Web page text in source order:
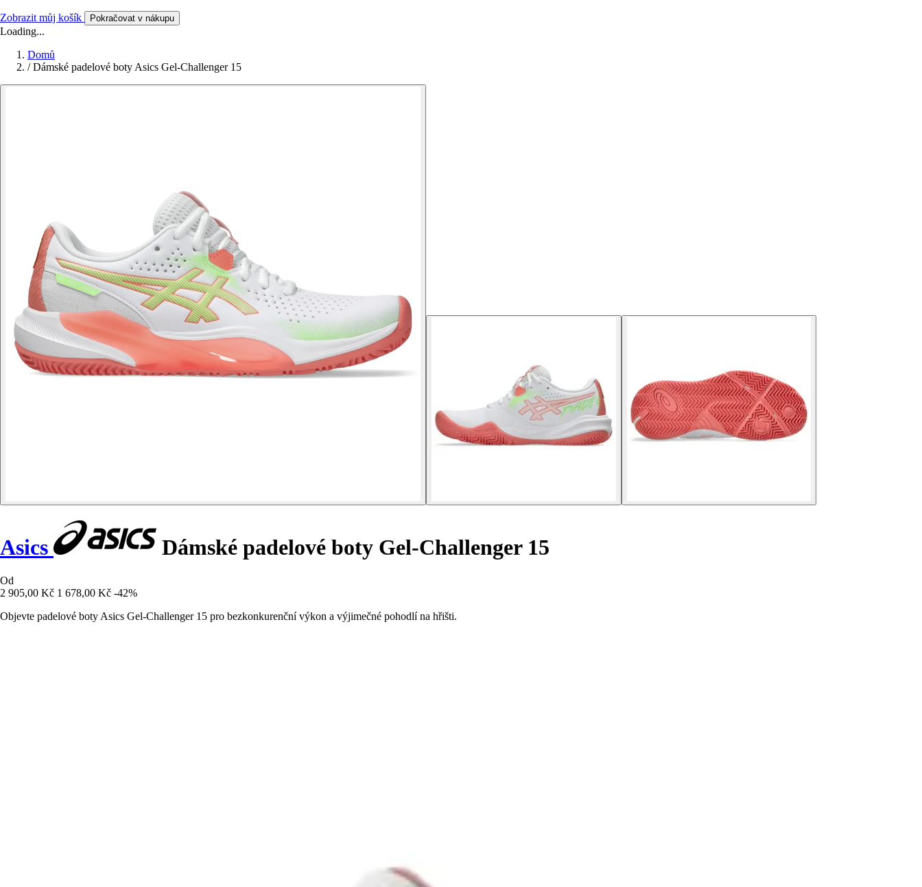
Zobrazit můj košík Pokračovat v nákupu
Loading...
Domů
/ Dámské padelové boty Asics Gel-Challenger 15
Asics Dámské padelové boty Gel-Challenger 15
Od
2 905,00 Kč 1 678,00 Kč -42%
Objevte padelové boty Asics Gel-Challenger 15 pro bezkonkurenční výkon a výjimečné pohodlí na hřišti.